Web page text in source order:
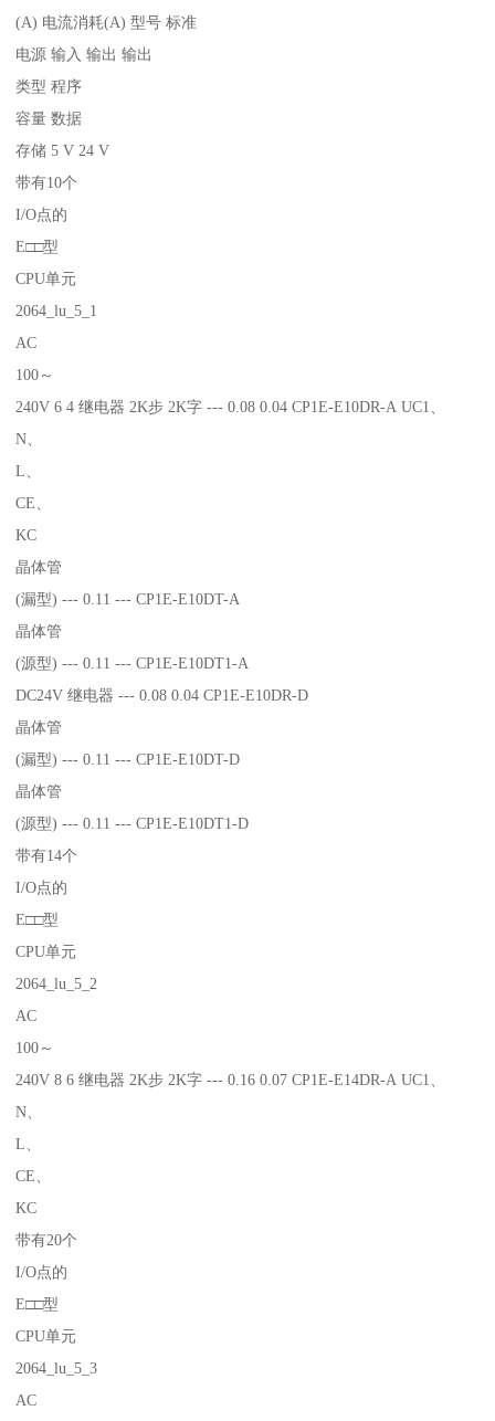
(A) 电流消耗(A) 型号 标准
电源 输入 输出 输出
类型 程序
容量 数据
存储 5 V 24 V
带有10个
I/O点的
E□□型
CPU单元
2064_lu_5_1
AC
100～
240V 6 4 继电器 2K步 2K字 --- 0.08 0.04 CP1E-E10DR-A UC1、
N、
L、
CE、
KC
晶体管
(漏型) --- 0.11 --- CP1E-E10DT-A
晶体管
(源型) --- 0.11 --- CP1E-E10DT1-A
DC24V 继电器 --- 0.08 0.04 CP1E-E10DR-D
晶体管
(漏型) --- 0.11 --- CP1E-E10DT-D
晶体管
(源型) --- 0.11 --- CP1E-E10DT1-D
带有14个
I/O点的
E□□型
CPU单元
2064_lu_5_2
AC
100～
240V 8 6 继电器 2K步 2K字 --- 0.16 0.07 CP1E-E14DR-A UC1、
N、
L、
CE、
KC
带有20个
I/O点的
E□□型
CPU单元
2064_lu_5_3
AC